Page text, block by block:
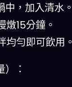
，加入清水。
15分鐘。
均勻即可飲用。
：